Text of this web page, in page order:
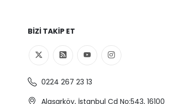
BIZI TAKIP ET
0224 267 23 13
Alaşarköy, İstanbul Cd No:543, 16100